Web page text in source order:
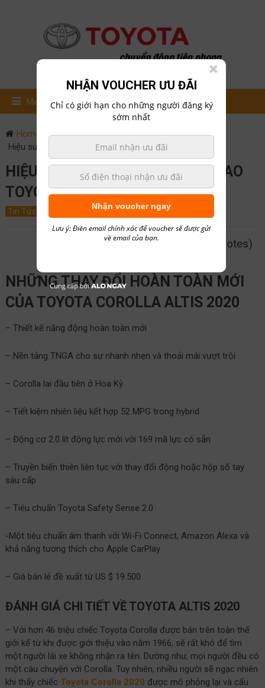
Menu
Home
Tin Tức
Hiệu suất và thiết kế nâng cao Toyota Corolla 2020 mới
HIỆU SUẤT VÀ THIẾT KẾ NÂNG CAO
TOYOTA COROLLA 2020 MỚI
Tin Tức March 1, 2019 0 hailong01
5/5 - (3 votes)
NHỮNG THAY ĐỔI HOÀN TOÀN MỚI
CỦA TOYOTA COROLLA ALTIS 2020
– Thiết kế năng động hoàn toàn mới
– Nền tảng TNGA cho sự nhanh nhẹn và thoải mái vượt trội
– Corolla lai đầu tiên ở Hoa Kỳ
– Tiết kiệm nhiên liệu kết hợp 52 MPG trong hybrid
– Động cơ 2.0 lít động lực mới với 169 mã lực có sẵn
– Truyền biến thiên liên tục với thay đổi động hoặc hộp số tay
sáu cấp
– Tiêu chuẩn Toyota Safety Sense 2.0
-Một tiêu chuẩn âm thanh với Wi-Fi Connect, Amazon Alexa và
khả năng tương thích cho Apple CarPlay
– Giá bán lẻ đề xuất từ ​​US $ 19.500
ĐÁNH GIÁ CHI TIẾT VỀ TOYOTA ALTIS 2020
– Với hơn 46 triệu chiếc Toyota Corolla được bán trên toàn thế
giới kể từ khi được giới thiệu vào năm 1966, sẽ rất khó để tìm
một người lái xe không nhận ra tên. Dường như, mọi người đều có
một câu chuyện với Corolla. Tuy nhiên, nhiều người sẽ ngạc nhiên
khi thấy chiếc Toyota Corolla 2020 được mô phỏng lại và cấu
NHẬN VOUCHER ƯU ĐÃI
Chỉ có giới hạn cho những người đăng ký
sớm nhất
Nhận voucher ngay
Lưu ý: Điền email chính xác để voucher sẽ được gửi
về email của bạn.